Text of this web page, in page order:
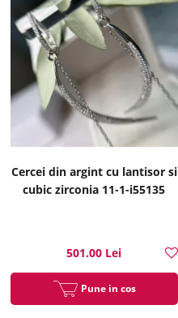
Cercei din argint cu lantisor si
cubic zirconia 11-1-i55135
501.00 Lei
Pune in cos